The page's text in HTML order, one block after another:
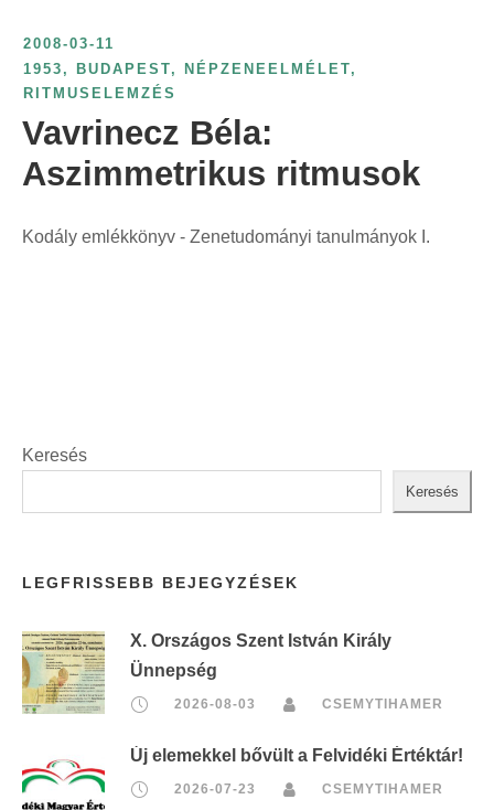
:
2008-03-11
1953 , BUDAPEST, NÉPZENEELMÉLET,
RITMUSELEMZÉS
Vavrinecz Béla:
Aszimmetrikus ritmusok
Kodály emlékkönyv - Zenetudományi tanulmányok I.
Keresés
Keresés
LEGFRISSEBB BEJEGYZÉSEK
X. Országos Szent István Király
Ünnepség
2026-08-03 CSEMYTIHAMER
Új elemekkel bővült a Felvidéki Értéktár!
2026-07-23 CSEMYTIHAMER